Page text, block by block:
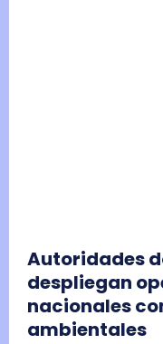
Autoridades
despliegan
nacionales
ambientales